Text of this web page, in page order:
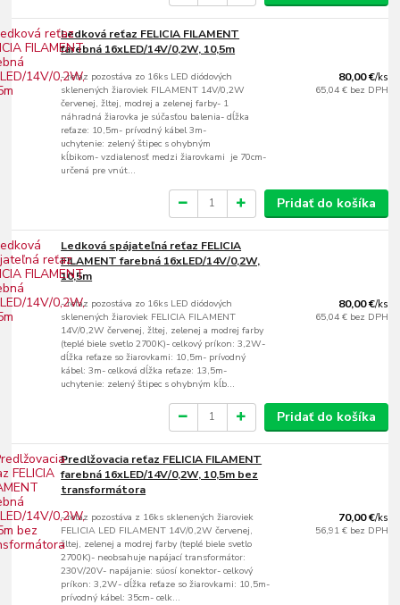
Ledková reťaz FELICIA FILAMENT
farebná 16xLED/14V/0,2W, 10,5m
- reťaz pozostáva zo 16ks LED diódových
sklenených žiaroviek FILAMENT 14V/0,2W
červenej, žltej, modrej a zelenej farby- 1
náhradná žiarovka je súčasťou balenia- dĺžka
reťaze: 10,5m- prívodný kábel 3m-
uchytenie: zelený štipec s ohybným
kĺbikom- vzdialenosť medzi žiarovkami je 70cm-
určená pre vnút...
80,00 €/ks
65,04 € bez DPH
Pridať do košíka
Ledková spájateľná reťaz FELICIA
FILAMENT farebná 16xLED/14V/0,2W,
10,5m
- reťaz pozostáva zo 16ks LED diódových
sklenených žiaroviek FELICIA FILAMENT
14V/0,2W červenej, žltej, zelenej a modrej farby
(teplé biele svetlo 2700K)- celkový príkon: 3,2W-
dĺžka reťaze so žiarovkami: 10,5m- prívodný
kábel: 3m- celková dĺžka reťaze: 13,5m-
uchytenie: zelený štipec s ohybným kĺb...
80,00 €/ks
65,04 € bez DPH
Pridať do košíka
Predlžovacia reťaz FELICIA FILAMENT
farebná 16xLED/14V/0,2W, 10,5m bez
transformátora
- reťaz pozostáva z 16ks sklenených žiaroviek
FELICIA LED FILAMENT 14V/0,2W červenej,
žltej, zelenej a modrej farby (teplé biele svetlo
2700K)- neobsahuje napájací transformátor:
230V/20V- napájanie: súosí konektor- celkový
príkon: 3,2W- dĺžka reťaze so žiarovkami: 10,5m-
prívodný kábel: 35cm- celk...
70,00 €/ks
56,91 € bez DPH